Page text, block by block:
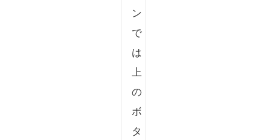
ン
で
は
上
の
ボ
タ